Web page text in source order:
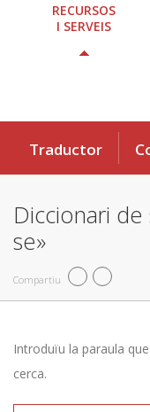
RECURSOS
I SERVEIS
Traductor
Diccionari de
se»
Compartiu
Introduïu la paraula
cerca.